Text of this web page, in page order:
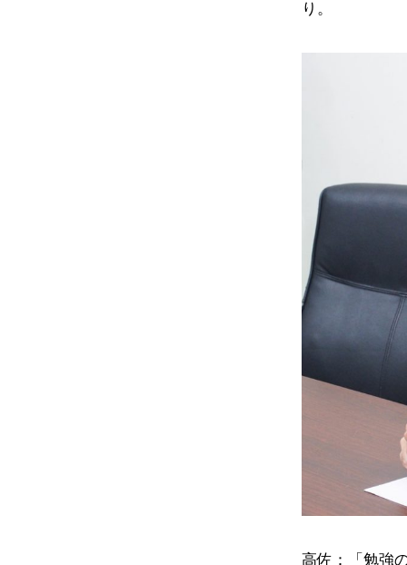
り。
高佐：「勉強